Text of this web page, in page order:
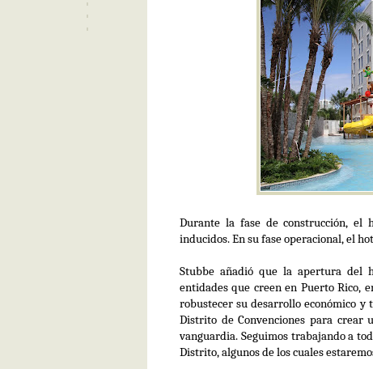
Durante la fase de construcción, el
inducidos. En su fase operacional, el
Stubbe añadió que la apertura del
entidades que creen en Puerto Rico,
robustecer su desarrollo económico
Distrito de Convenciones para
vanguardia. Seguimos trabajando a
Distrito, algunos de los cuales